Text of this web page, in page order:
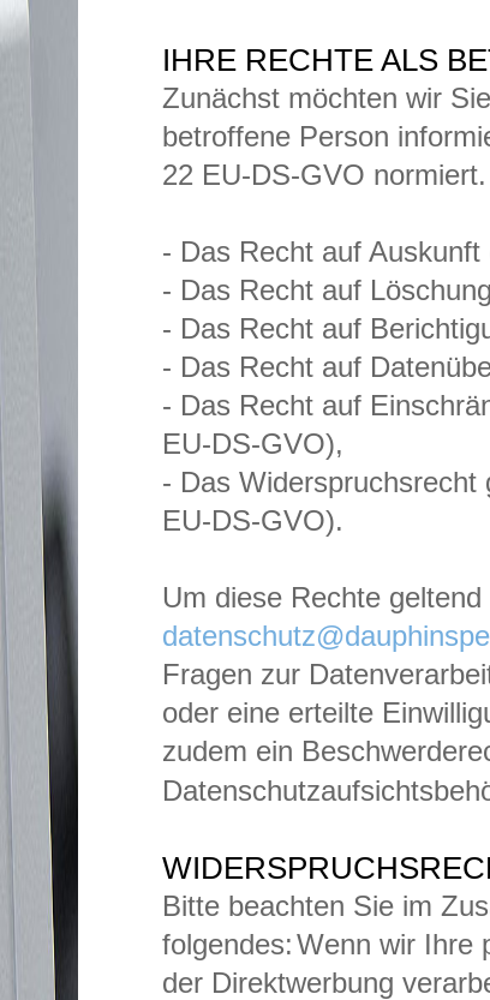
IHRE RECHTE ALS
Zunächst möchten wir
betroffene Person
22 EU-DS-GVO
- Das Recht auf
- Das Recht auf
- Das Recht auf
- Das Recht auf
- Das Recht auf
EU-DS-GVO),
- Das Widerspruchsrecht
EU-DS-GVO).
Um diese Rechte
Fragen zur
oder eine erteilte
zudem ein
Bitte beachten Sie im
folgendes:Wenn wir Ihre
der Direktwerbung